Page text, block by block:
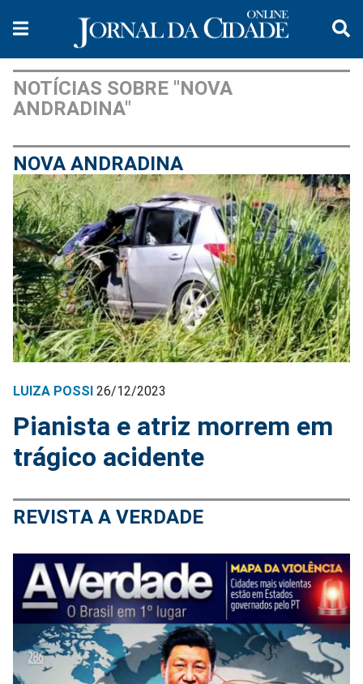
NOTÍCIAS SOBRE "NOVA
ANDRADINA"
NOVA ANDRADINA
LUIZA POSSI 26/12/2023
Pianista e atriz morrem em
trágico acidente
REVISTA A VERDADE